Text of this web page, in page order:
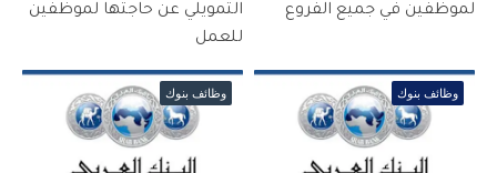
لموظفين في جميع الفروع
التمويلي عن حاجتها لموظفين
للعمل
وظائف بنوك وظائف بنوك